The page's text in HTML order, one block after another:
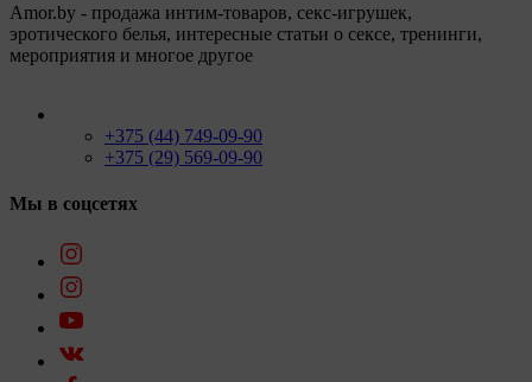
Amor.by - продажа интим-товаров, секс-игрушек,
эротического белья, интересные статьи о сексе, тренинги,
мероприятия и многое другое
+375 (44) 749-09-90
+375 (29) 569-09-90
Мы в соцсетях